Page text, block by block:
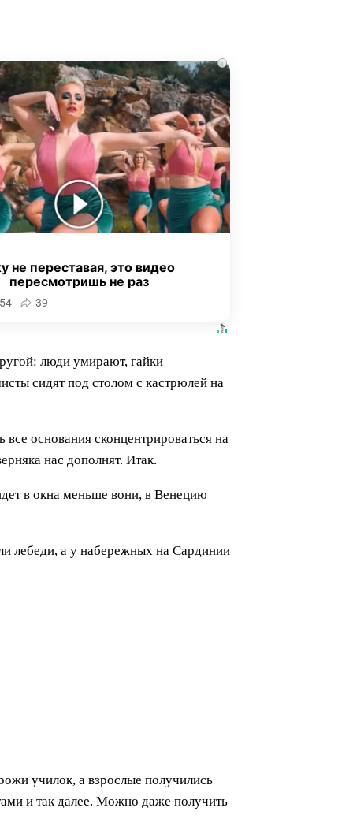
i
не переставая, это видео
пересмотришь не раз
54 39
люди умирают, гайки
сидят под столом с кастрюлей на
основания сконцентрироваться на
нас дополнят. Итак.
в окна меньше вони, в Венецию
лебеди, а у набережных на Сардинии
училок, а взрослые получились
и так далее. Можно даже получить